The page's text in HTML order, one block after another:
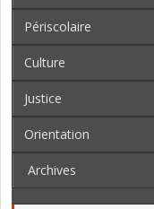
Périscolaire
Culture
Justice
Orientation
Archives